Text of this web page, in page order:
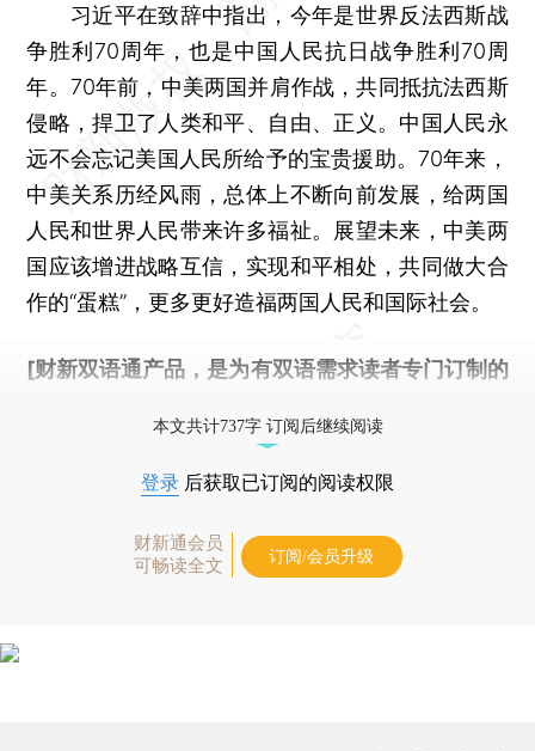
习近平在致辞中指出，今年是世界反法西斯战
争胜利70周年，也是中国人民抗日战争胜利70周
年。70年前，中美两国并肩作战，共同抵抗法西斯
侵略，捍卫了人类和平、自由、正义。中国人民永
远不会忘记美国人民所给予的宝贵援助。70年来，
中美关系历经风雨，总体上不断向前发展，给两国
人民和世界人民带来许多福祉。展望未来，中美两
国应该增进战略互信，实现和平相处，共同做大合
作的“蛋糕”，更多更好造福两国人民和国际社会。
[财新双语通产品，是为有双语需求读者专门订制的
本文共计737字 订阅后继续阅读
登录 后获取已订阅的阅读权限
财新通会员
可畅读全文
订阅/会员升级